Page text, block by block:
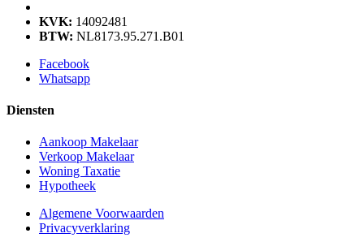
KVK: 14092481
BTW: NL8173.95.271.B01
Facebook
Whatsapp
Diensten
Aankoop Makelaar
Verkoop Makelaar
Woning Taxatie
Hypotheek
Algemene Voorwaarden
Privacyverklaring